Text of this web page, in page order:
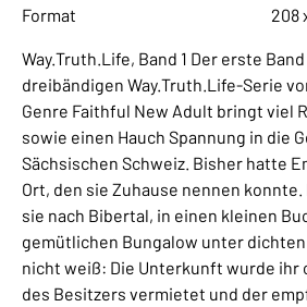
Format 208
Way.Truth.Life, Band 1 Der erste
dreibändigen Way.Truth.Life-Serie
Genre Faithful New Adult bringt viel
sowie einen Hauch Spannung in die
Sächsischen Schweiz. Bisher hatte
Ort, den sie Zuhause nennen
sie nach Bibertal, in einen kleinen
gemütlichen Bungalow unter dichten
nicht weiß: Die Unterkunft wurde ihr
des Besitzers vermietet und der